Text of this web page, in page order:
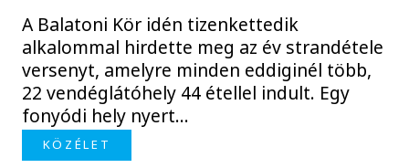
A Balatoni Kör idén tizenkettedik
alkalommal hirdette meg az év strandétele
versenyt, amelyre minden eddiginél több,
22 vendéglátóhely 44 étellel indult. Egy
fonyódi hely nyert...
KÖZÉLET